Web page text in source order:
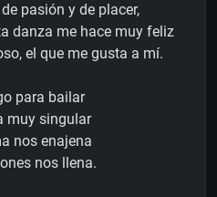
pasión y de placer,
danza me hace muy feliz
el que me gusta a mí.
para bailar
muy singular
nos enajena
nos llena.